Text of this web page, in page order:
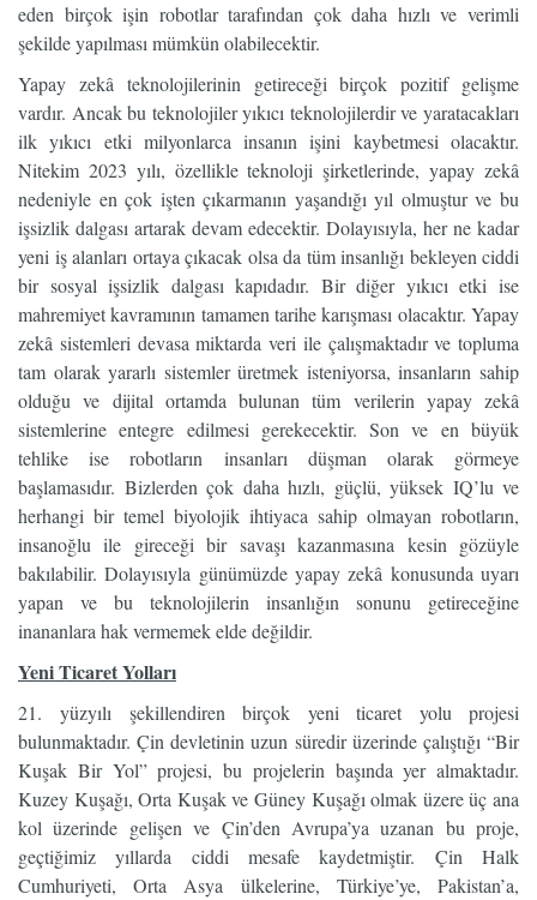
eden birçok işin robotlar tarafından çok daha hızlı ve verimli
şekilde yapılması mümkün olabilecektir.
Yapay zekâ teknolojilerinin getireceği birçok pozitif gelişme
vardır. Ancak bu teknolojiler yıkıcı teknolojilerdir ve yaratacakları
ilk yıkıcı etki milyonlarca insanın işini kaybetmesi olacaktır.
Nitekim 2023 yılı, özellikle teknoloji şirketlerinde, yapay zekâ
nedeniyle en çok işten çıkarmanın yaşandığı yıl olmuştur ve bu
işsizlik dalgası artarak devam edecektir. Dolayısıyla, her ne kadar
yeni iş alanları ortaya çıkacak olsa da tüm insanlığı bekleyen ciddi
bir sosyal işsizlik dalgası kapıdadır. Bir diğer yıkıcı etki ise
mahremiyet kavramının tamamen tarihe karışması olacaktır. Yapay
zekâ sistemleri devasa miktarda veri ile çalışmaktadır ve topluma
tam olarak yararlı sistemler üretmek isteniyorsa, insanların sahip
olduğu ve dijital ortamda bulunan tüm verilerin yapay zekâ
sistemlerine entegre edilmesi gerekecektir. Son ve en büyük
tehlike ise robotların insanları düşman olarak görmeye
başlamasıdır. Bizlerden çok daha hızlı, güçlü, yüksek IQ’lu ve
herhangi bir temel biyolojik ihtiyaca sahip olmayan robotların,
insanoğlu ile gireceği bir savaşı kazanmasına kesin gözüyle
bakılabilir. Dolayısıyla günümüzde yapay zekâ konusunda uyarı
yapan ve bu teknolojilerin insanlığın sonunu getireceğine
inananlara hak vermemek elde değildir.
Yeni Ticaret Yolları
21. yüzyılı şekillendiren birçok yeni ticaret yolu projesi
bulunmaktadır. Çin devletinin uzun süredir üzerinde çalıştığı “Bir
Kuşak Bir Yol” projesi, bu projelerin başında yer almaktadır.
Kuzey Kuşağı, Orta Kuşak ve Güney Kuşağı olmak üzere üç ana
kol üzerinde gelişen ve Çin’den Avrupa’ya uzanan bu proje,
geçtiğimiz yıllarda ciddi mesafe kaydetmiştir. Çin Halk
Cumhuriyeti, Orta Asya ülkelerine, Türkiye’ye, Pakistan’a,